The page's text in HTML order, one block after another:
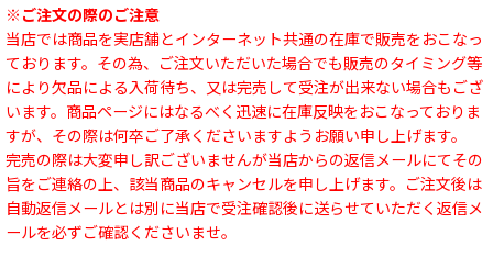
※ご注文の際のご注意
当店では商品を実店舗とインターネット共通の在庫で販売をおこなっ
ております。その為、ご注文いただいた場合でも販売のタイミング等
により欠品による入荷待ち、又は完売して受注が出来ない場合もござ
います。商品ページにはなるべく迅速に在庫反映をおこなっておりま
すが、その際は何卒ご了承くださいますようお願い申し上げます。
完売の際は大変申し訳ございませんが当店からの返信メールにてその
旨をご連絡の上、該当商品のキャンセルを申し上げます。ご注文後は
自動返信メールとは別に当店で受注確認後に送らせていただく返信メ
ールを必ずご確認くださいませ。